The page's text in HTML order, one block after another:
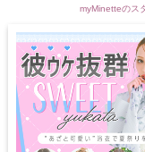
myMinetteのス